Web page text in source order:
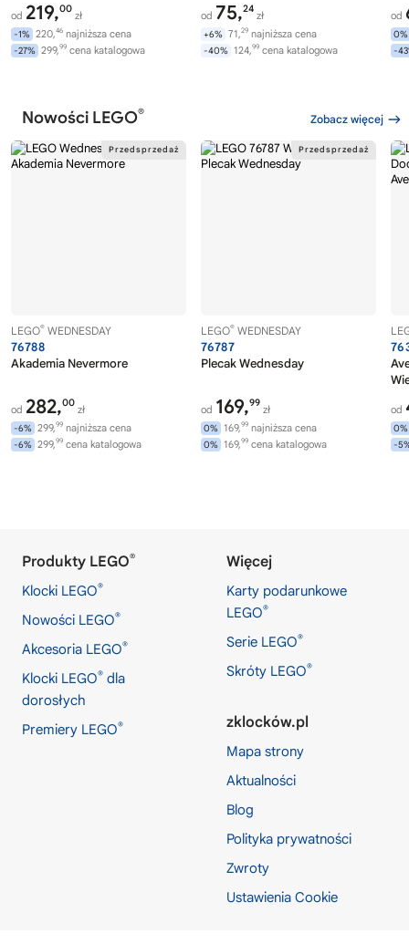
od 219,00
zł
-1% 220,46 najniższa cena
-27% 299,99 cena katalogowa
od 75,24
zł
+6% 71,29 najniższa cena
-40% 124,99 cena katalogowa
od
0%
-
Nowości LEGO® Zobacz więcej
LEGO® WEDNESDAY
76788
Akademia Nevermore
od 282,00
zł
-6% 299,99 najniższa cena
-6% 299,99 cena katalogowa
LEGO® WEDNESDAY
76787
Plecak Wednesday
od 169,99
zł
0% 169,99 najniższa cena
0% 169,99 cena katalogowa
od
0%
-
Produkty LEGO®
Klocki LEGO®
Nowości LEGO®
Akcesoria LEGO®
Klocki LEGO® dla
dorosłych
Premiery LEGO®
Więcej
Karty podarunkowe
LEGO®
Serie LEGO®
Skróty LEGO®
zklocków.pl
Mapa strony
Aktualności
Blog
Polityka prywatności
Zwroty
Ustawienia Cookie